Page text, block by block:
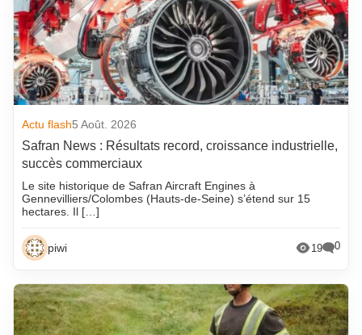
Actu flash5 Août. 2026
Safran News : Résultats record, croissance industrielle,
succès commerciaux
Le site historique de Safran Aircraft Engines à
Gennevilliers/Colombes (Hauts-de-Seine) s’étend sur 15
hectares. Il […]
piwi 19 0